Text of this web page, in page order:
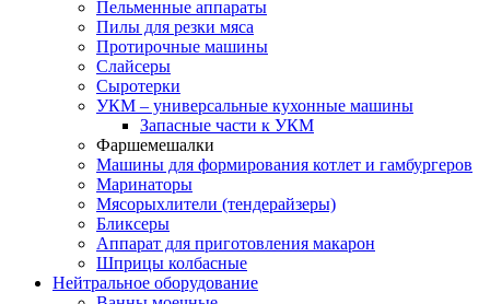
Пельменные аппараты
Пилы для резки мяса
Протирочные машины
Слайсеры
Сыротерки
УКМ – универсальные кухонные машины
Запасные части к УКМ
Фаршемешалки
Машины для формирования котлет и гамбургеров
Маринаторы
Мясорыхлители (тендерайзеры)
Бликсеры
Аппарат для приготовления макарон
Шприцы колбасные
Нейтральное оборудование